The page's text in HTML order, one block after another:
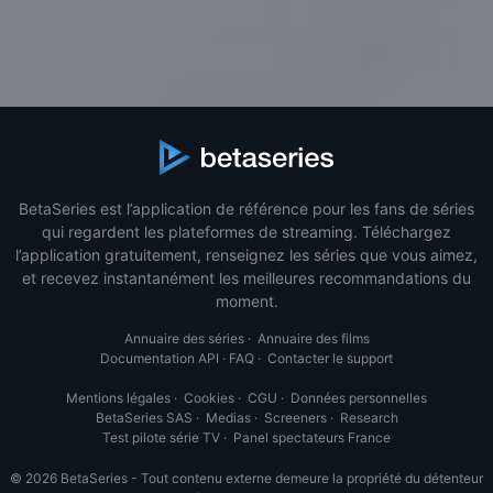
BetaSeries est l’application de référence pour les fans de séries
qui regardent les plateformes de streaming. Téléchargez
l’application gratuitement, renseignez les séries que vous aimez,
et recevez instantanément les meilleures recommandations du
moment.
Annuaire des séries· Annuaire des films
Documentation API · FAQ · Contacter le support
Mentions légales · Cookies · CGU · Données personnelles
BetaSeries SAS · Medias· Screeners· Research
Test pilote série TV · Panel spectateurs France
© 2026 BetaSeries - Tout contenu externe demeure la propriété du détenteur